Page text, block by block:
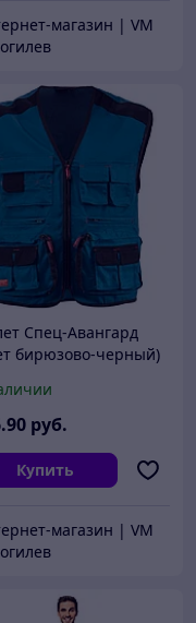
магазин | VM
Спец-Авангард
бирюзово-черный)
.90 руб.
Купить
магазин | VM